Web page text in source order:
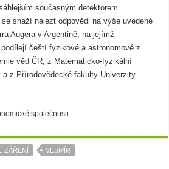
současným detektorem
snaží nalézt odpovědi na výše uvedené
Augera v Argentině, na jejímž
čeští fyzikové a astronomové z
věd ČR, z Matematicko-fyzikální
z Přírodovědecké fakulty Univerzity
společnosti
ZÁŘENÍ VESMÍR